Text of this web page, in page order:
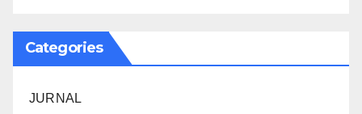
Categories
JURNAL